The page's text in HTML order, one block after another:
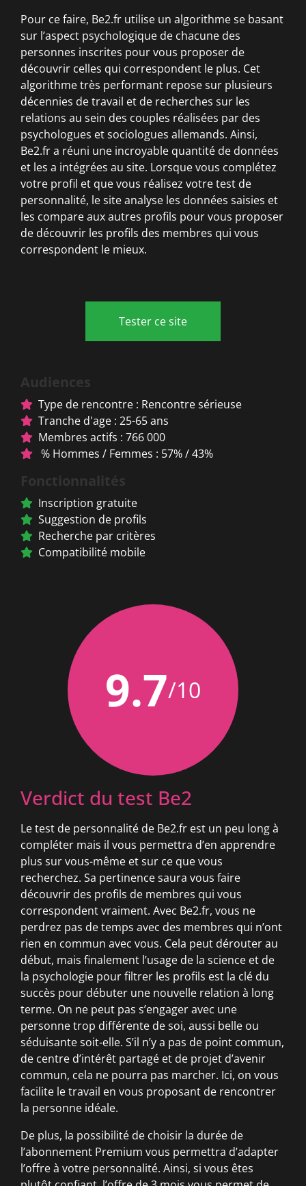
Pour ce faire, Be2.fr utilise un algorithme se basant
sur l’aspect psychologique de chacune des
personnes inscrites pour vous proposer de
découvrir celles qui correspondent le plus. Cet
algorithme très performant repose sur plusieurs
décennies de travail et de recherches sur les
relations au sein des couples réalisées par des
psychologues et sociologues allemands. Ainsi,
Be2.fr a réuni une incroyable quantité de données
et les a intégrées au site. Lorsque vous complétez
votre profil et que vous réalisez votre test de
personnalité, le site analyse les données saisies et
les compare aux autres profils pour vous proposer
de découvrir les profils des membres qui vous
correspondent le mieux.
Audiences
Type de rencontre : Rencontre sérieuse
Tranche d'age : 25-65 ans
Membres actifs : 766 000
% Hommes / Femmes : 57% / 43%
Fonctionnalités
Inscription gratuite
Suggestion de profils
Recherche par critères
Compatibilité mobile
Tester ce site
9.7/10
Verdict du test Be2
Le test de personnalité de Be2.fr est un peu long à
compléter mais il vous permettra d’en apprendre
plus sur vous-même et sur ce que vous
recherchez. Sa pertinence saura vous faire
découvrir des profils de membres qui vous
correspondent vraiment. Avec Be2.fr, vous ne
perdrez pas de temps avec des membres qui n’ont
rien en commun avec vous. Cela peut dérouter au
début, mais finalement l’usage de la science et de
la psychologie pour filtrer les profils est la clé du
succès pour débuter une nouvelle relation à long
terme. On ne peut pas s’engager avec une
personne trop différente de soi, aussi belle ou
séduisante soit-elle. S’il n’y a pas de point commun,
de centre d’intérêt partagé et de projet d’avenir
commun, cela ne pourra pas marcher. Ici, on vous
facilite le travail en vous proposant de rencontrer
la personne idéale.
De plus, la possibilité de choisir la durée de
l’abonnement Premium vous permettra d’adapter
l’offre à votre personnalité. Ainsi, si vous êtes